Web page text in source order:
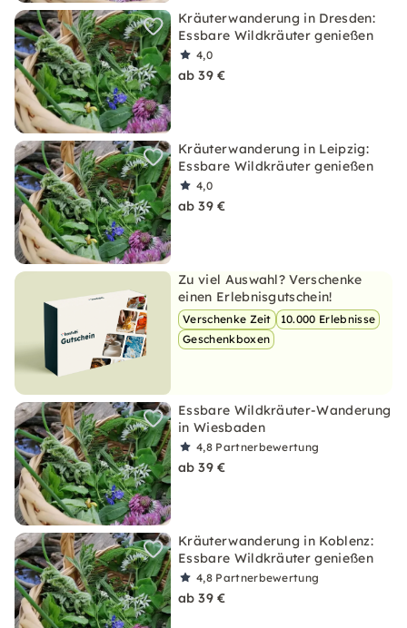
Kräuterwanderung in Dresden:
Essbare Wildkräuter genießen
4,0
ab 39 €
Kräuterwanderung in Leipzig:
Essbare Wildkräuter genießen
4,0
ab 39 €
Zu viel Auswahl? Verschenke
einen Erlebnisgutschein!
Verschenke Zeit
10.000 Erlebnisse
Geschenkboxen
Essbare Wildkräuter-Wanderung
in Wiesbaden
4,8 Partnerbewertung
ab 39 €
Kräuterwanderung in Koblenz:
Essbare Wildkräuter genießen
4,8 Partnerbewertung
ab 39 €